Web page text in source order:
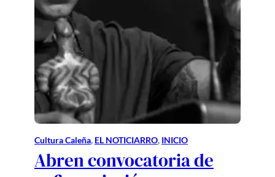
Cultura Caleña, EL NOTICIARRO, INICIO
Abren convocatoria de